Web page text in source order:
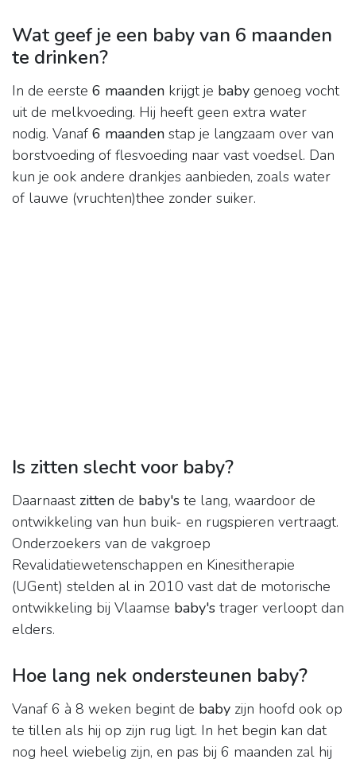
Wat geef je een baby van 6 maanden
te drinken?
In de eerste 6 maanden krijgt je baby genoeg vocht
uit de melkvoeding. Hij heeft geen extra water
nodig. Vanaf 6 maanden stap je langzaam over van
borstvoeding of flesvoeding naar vast voedsel. Dan
kun je ook andere drankjes aanbieden, zoals water
of lauwe (vruchten)thee zonder suiker.
Is zitten slecht voor baby?
Daarnaast zitten de baby's te lang, waardoor de
ontwikkeling van hun buik- en rugspieren vertraagt.
Onderzoekers van de vakgroep
Revalidatiewetenschappen en Kinesitherapie
(UGent) stelden al in 2010 vast dat de motorische
ontwikkeling bij Vlaamse baby's trager verloopt dan
elders.
Hoe lang nek ondersteunen baby?
Vanaf 6 à 8 weken begint de baby zijn hoofd ook op
te tillen als hij op zijn rug ligt. In het begin kan dat
nog heel wiebelig zijn, en pas bij 6 maanden zal hij